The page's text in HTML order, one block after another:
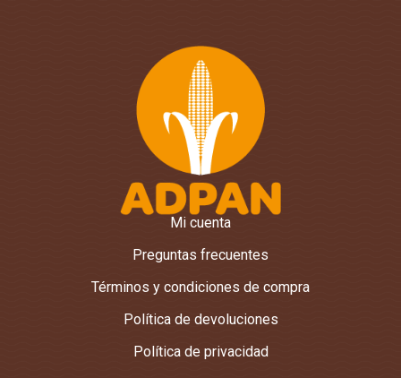
Mi cuenta
Preguntas frecuentes
Términos y condiciones de compra
Política de devoluciones
Política de privacidad